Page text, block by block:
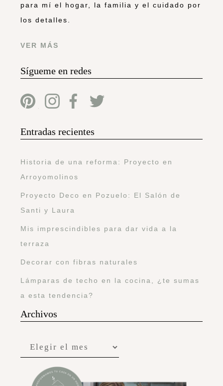
para mí el hogar, la familia y el cuidado por
los detalles.
VER MÁS
Sígueme en redes
Entradas recientes
Historia de una reforma: Proyecto en
Arroyomolinos
Proyecto Deco en Pozuelo: El Salón de
Santi y Laura
Mis imprescindibles para dar vida a la
terraza
Decorar con fibras naturales
Lámparas de techo en la cocina, ¿te sumas
a esta tendencia?
Archivos